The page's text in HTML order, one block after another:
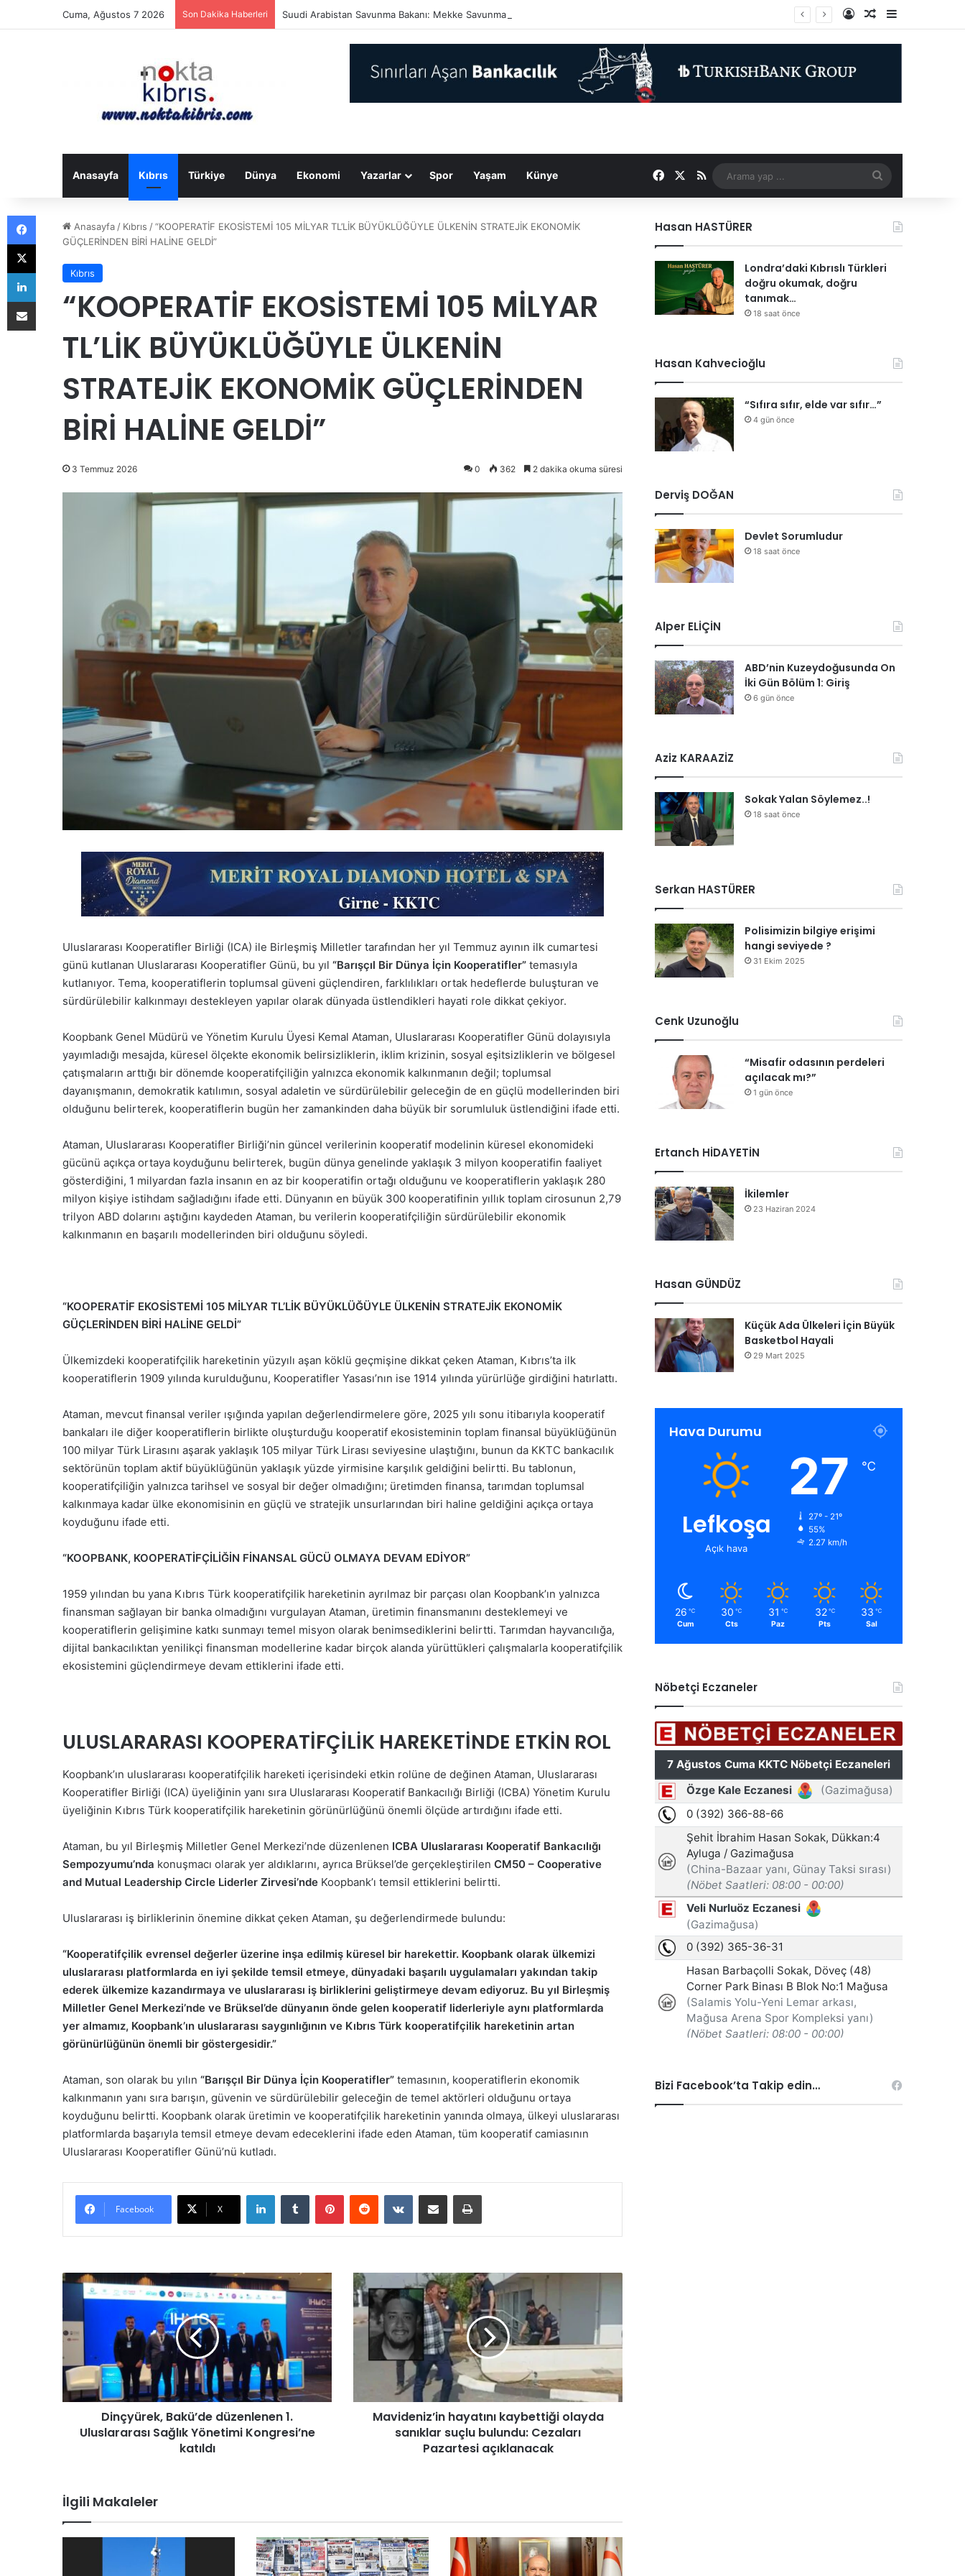
Cuma, Ağustos 7 2026 Son Dakika Haberleri Suudi Arabistan Savunma Bakanı: Mekke Savunma Anlaşması, bölgenin ve dünyanın güvenliğine katkı sağlıyor Kayıt OlRastgele Makale
Anasayfa Kıbrıs Türkiye Dünya Ekonomi Yazarlar Spor Yaşam Künye FacebookRSS
yap
Anasayfa / Kıbrıs /“KOOPERATİF EKOSİSTEMİ 105 MİLYAR TL’LİK BÜYÜKLÜĞÜYLE ÜLKENİN STRATEJİK EKONOMİK
GÜÇLERİNDEN BİRİ HALİNE GELDİ”
Kıbrıs
“KOOPERATİF EKOSİSTEMİ 105 MİLYAR
TL’LİK BÜYÜKLÜĞÜYLE ÜLKENİN
STRATEJİK EKONOMİK GÜÇLERİNDEN
BİRİ HALİNE GELDİ”
3 Temmuz 2026 0 362 2 dakika okuma süresi
Uluslararası Kooperatifler Birliği (ICA) ile Birleşmiş Milletler tarafından her yıl Temmuz ayının ilk cumartesi
günü kutlanan Uluslararası Kooperatifler Günü, bu yıl “Barışçıl Bir Dünya İçin Kooperatifler” temasıyla
kutlanıyor. Tema, kooperatiflerin toplumsal güveni güçlendiren, farklılıkları ortak hedeflerde buluşturan ve
sürdürülebilir kalkınmayı destekleyen yapılar olarak dünyada üstlendikleri hayati role dikkat çekiyor.
Koopbank Genel Müdürü ve Yönetim Kurulu Üyesi Kemal Ataman, Uluslararası Kooperatifler Günü dolayısıyla
yayımladığı mesajda, küresel ölçekte ekonomik belirsizliklerin, iklim krizinin, sosyal eşitsizliklerin ve bölgesel
çatışmaların arttığı bir dönemde kooperatifçiliğin yalnızca ekonomik kalkınmanın değil; toplumsal
dayanışmanın, demokratik katılımın, sosyal adaletin ve sürdürülebilir geleceğin de en güçlü modellerinden biri
olduğunu belirterek, kooperatiflerin bugün her zamankinden daha büyük bir sorumluluk üstlendiğini ifade etti.
Ataman, Uluslararası Kooperatifler Birliği’nin güncel verilerinin kooperatif modelinin küresel ekonomideki
gücünü açıkça ortaya koyduğunu belirterek, bugün dünya genelinde yaklaşık 3 milyon kooperatifin faaliyet
gösterdiğini, 1 milyardan fazla insanın en az bir kooperatifin ortağı olduğunu ve kooperatiflerin yaklaşık 280
milyon kişiye istihdam sağladığını ifade etti. Dünyanın en büyük 300 kooperatifinin yıllık toplam cirosunun 2,79
trilyon ABD dolarını aştığını kaydeden Ataman, bu verilerin kooperatifçiliğin sürdürülebilir ekonomik
kalkınmanın en başarılı modellerinden biri olduğunu söyledi.
“KOOPERATİF EKOSİSTEMİ 105 MİLYAR TL’LİK BÜYÜKLÜĞÜYLE ÜLKENİN STRATEJİK EKONOMİK
GÜÇLERİNDEN BİRİ HALİNE GELDİ”
Ülkemizdeki kooperatifçilik hareketinin yüzyılı aşan köklü geçmişine dikkat çeken Ataman, Kıbrıs’ta ilk
kooperatiflerin 1909 yılında kurulduğunu, Kooperatifler Yasası’nın ise 1914 yılında yürürlüğe girdiğini hatırlattı.
Ataman, mevcut finansal veriler ışığında yapılan değerlendirmelere göre, 2025 yılı sonu itibarıyla kooperatif
bankaları ile diğer kooperatiflerin birlikte oluşturduğu kooperatif ekosisteminin toplam finansal büyüklüğünün
100 milyar Türk Lirasını aşarak yaklaşık 105 milyar Türk Lirası seviyesine ulaştığını, bunun da KKTC bankacılık
sektörünün toplam aktif büyüklüğünün yaklaşık yüzde yirmisine karşılık geldiğini belirtti. Bu tablonun,
kooperatifçiliğin yalnızca tarihsel ve sosyal bir değer olmadığını; üretimden finansa, tarımdan toplumsal
kalkınmaya kadar ülke ekonomisinin en güçlü ve stratejik unsurlarından biri haline geldiğini açıkça ortaya
koyduğunu ifade etti.
“KOOPBANK, KOOPERATİFÇİLİĞİN FİNANSAL GÜCÜ OLMAYA DEVAM EDİYOR”
1959 yılından bu yana Kıbrıs Türk kooperatifçilik hareketinin ayrılmaz bir parçası olan Koopbank’ın yalnızca
finansman sağlayan bir banka olmadığını vurgulayan Ataman, üretimin finansmanını desteklemeyi ve
kooperatiflerin gelişimine katkı sunmayı temel misyon olarak benimsediklerini belirtti. Tarımdan hayvancılığa,
dijital bankacılıktan yenilikçi finansman modellerine kadar birçok alanda yürüttükleri çalışmalarla kooperatifçilik
ekosistemini güçlendirmeye devam ettiklerini ifade etti.
ULUSLARARASI KOOPERATİFÇİLİK HAREKETİNDE ETKİN ROL
Koopbank’ın uluslararası kooperatifçilik hareketi içerisindeki etkin rolüne de değinen Ataman, Uluslararası
Kooperatifler Birliği (ICA) üyeliğinin yanı sıra Uluslararası Kooperatif Bankacılığı Birliği (ICBA) Yönetim Kurulu
üyeliğinin Kıbrıs Türk kooperatifçilik hareketinin görünürlüğünü önemli ölçüde artırdığını ifade etti.
Ataman, bu yıl Birleşmiş Milletler Genel Merkezi’nde düzenlenen ICBA Uluslararası Kooperatif Bankacılığı
Sempozyumu’nda konuşmacı olarak yer aldıklarını, ayrıca Brüksel’de gerçekleştirilen CM50 – Cooperative
and Mutual Leadership Circle Liderler Zirvesi’nde Koopbank’ı temsil ettiklerini belirtti.
Uluslararası iş birliklerinin önemine dikkat çeken Ataman, şu değerlendirmede bulundu:
“Kooperatifçilik evrensel değerler üzerine inşa edilmiş küresel bir harekettir. Koopbank olarak ülkemizi
uluslararası platformlarda en iyi şekilde temsil etmeye, dünyadaki başarılı uygulamaları yakından takip
ederek ülkemize kazandırmaya ve uluslararası iş birliklerini geliştirmeye devam ediyoruz. Bu yıl Birleşmiş
Milletler Genel Merkezi’nde ve Brüksel’de dünyanın önde gelen kooperatif liderleriyle aynı platformlarda
yer almamız, Koopbank’ın uluslararası saygınlığının ve Kıbrıs Türk kooperatifçilik hareketinin artan
görünürlüğünün önemli bir göstergesidir.”
Ataman, son olarak bu yılın “Barışçıl Bir Dünya İçin Kooperatifler” temasının, kooperatiflerin ekonomik
kalkınmanın yanı sıra barışın, güvenin ve sürdürülebilir geleceğin de temel aktörleri olduğunu ortaya
koyduğunu belirtti. Koopbank olarak üretimin ve kooperatifçilik hareketinin yanında olmaya, ülkeyi uluslararası
platformlarda başarıyla temsil etmeye devam edeceklerini ifade eden Ataman, tüm kooperatif camiasının
Uluslararası Kooperatifler Günü’nü kutladı.
Facebook X
D
n
ç
y
ü
r
e
k
d
e
d
Dinçyürek, Bakü’de düzenlenen 1.
Uluslararası Sağlık Yönetimi Kongresi’ne
katıldı
M
a
v
i
z
t
ı
n
ı
Mavideniz’in hayatını kaybettiği olayda
sanıklar suçlu bulundu: Cezaları
Pazartesi açıklanacak
İlgili Makaleler
Hasan HASTÜRER
Londra’daki Kıbrıslı Türkleri
doğru okumak, doğru
tanımak…
18 saat önce
Hasan Kahvecioğlu
“Sıfıra sıfır, elde var sıfır…”
4 gün önce
Derviş DOĞAN
Devlet Sorumludur
18 saat önce
Alper ELİÇİN
ABD’nin Kuzeydoğusunda On
İki Gün Bölüm 1: Giriş
6 gün önce
Aziz KARAAZİZ
Sokak Yalan Söylemez..!
18 saat önce
Serkan HASTÜRER
Polisimizin bilgiye erişimi
hangi seviyede ?
31 Ekim 2025
Cenk Uzunoğlu
“Misafir odasının perdeleri
açılacak mı?”
1 gün önce
Ertanch HİDAYETİN
İkilemler
23 Haziran 2024
Hasan GÜNDÜZ
Küçük Ada Ülkeleri İçin Büyük
Basketbol Hayali
29 Mart 2025
Hava Durumu
Lefkoşa
Açık hava
27 ℃
27º - 21º
55%
2.27 km/h
26 ℃
Cum
30 ℃
Cts
31 ℃
Paz
32 ℃
Pts
33 ℃
Sal
Nöbetçi Eczaneler
Bizi Facebook’ta Takip edin…
LinkedIn
E-Posta ile paylaş